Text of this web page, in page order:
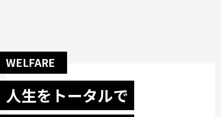
WELFARE
人生をトータルで